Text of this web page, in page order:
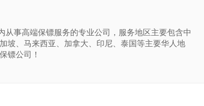
从事高端保镖服务的专业公司，服务地区主要包含中
坡、马来西亚、加拿大、印尼、泰国等主要华人地
镖公司！